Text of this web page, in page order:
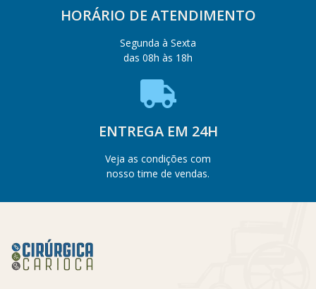
HORÁRIO DE ATENDIMENTO
Segunda à Sexta
das 08h às 18h
ENTREGA EM 24H
Veja as condições com
nosso time de vendas.